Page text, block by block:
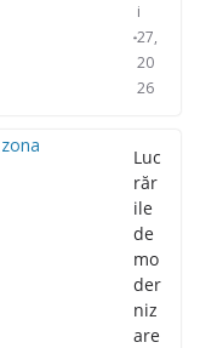
i
27,
20
26
Luc
răr
ile
de
mo
der
niz
are